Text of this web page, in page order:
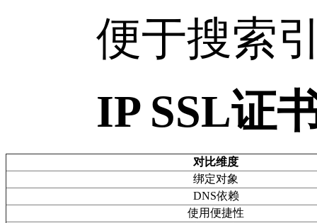
便于搜索引
IP SSL证
对比维度
绑定对象
DNS依赖
使用便捷性